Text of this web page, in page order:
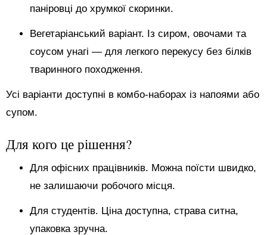
паніровці до хрумкої скоринки.
Вегетаріанський варіант. Із сиром, овочами та
соусом унагі — для легкого перекусу без білків
тваринного походження.
Усі варіанти доступні в комбо-наборах із напоями або
супом.
Для кого це рішення?
Для офісних працівників. Можна поїсти швидко,
не залишаючи робочого місця.
Для студентів. Ціна доступна, страва ситна,
упаковка зручна.